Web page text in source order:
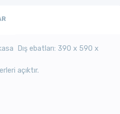
Dış ebatları: 390 x 590 x
açıktır.